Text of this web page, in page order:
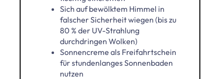
Sich auf bewölktem Himmel in
falscher Sicherheit wiegen (bis zu
80 % der UV-Strahlung
durchdringen Wolken)
Sonnencreme als Freifahrtschein
für stundenlanges Sonnenbaden
nutzen